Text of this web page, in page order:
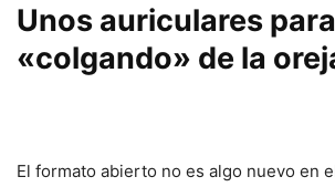
Unos auriculares
«colgando» de la
El formato abierto no es algo nuevo en